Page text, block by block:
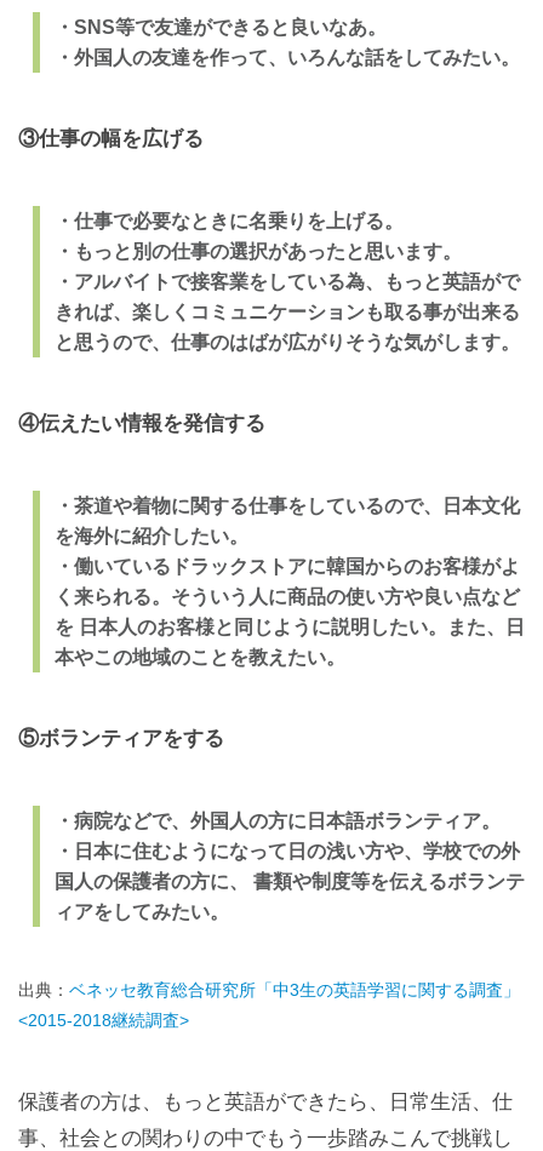
・SNS等で友達ができると良いなあ。
・外国人の友達を作って、いろんな話をしてみたい。
③仕事の幅を広げる
・仕事で必要なときに名乗りを上げる。
・もっと別の仕事の選択があったと思います。
・アルバイトで接客業をしている為、もっと英語がで
きれば、楽しくコミュニケーションも取る事が出来る
と思うので、仕事のはばが広がりそうな気がします。
④伝えたい情報を発信する
・茶道や着物に関する仕事をしているので、日本文化
を海外に紹介したい。
・働いているドラックストアに韓国からのお客様がよ
く来られる。そういう人に商品の使い方や良い点など
を 日本人のお客様と同じように説明したい。また、日
本やこの地域のことを教えたい。
⑤ボランティアをする
・病院などで、外国人の方に日本語ボランティア。
・日本に住むようになって日の浅い方や、学校での外
国人の保護者の方に、 書類や制度等を伝えるボランテ
ィアをしてみたい。
出典： ベネッセ教育総合研究所「中3生の英語学習に関する調査」
<2015-2018継続調査>
保護者の方は、もっと英語ができたら、日常生活、仕
事、社会との関わりの中でもう一歩踏みこんで挑戦し